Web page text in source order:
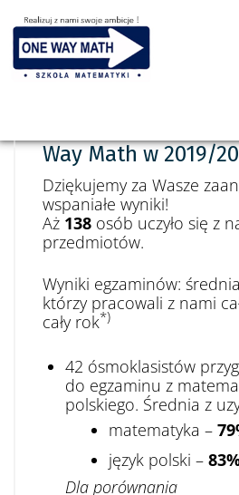
Way Math w 2019/
Dziękujemy za Wasze
wspaniałe wyniki!
Aż 138 osób uczyło się z
przedmiotów.
Wyniki egzaminów:
którzy pracowali z nami
cały rok*)
42 ósmoklasistów
do egzaminu z
polskiego. Średnia z
matematyka –
język polski –
Dla porównania